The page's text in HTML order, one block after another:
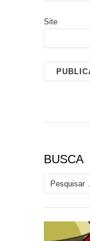
Site
BUSCA
Pesquisar por: